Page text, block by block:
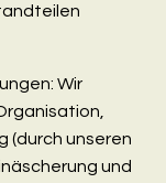
Wir
(durch unseren
und